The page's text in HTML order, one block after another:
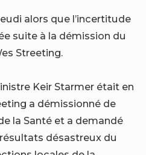
alors que l’incertitude
suite à la démission du
Streeting.
Keir Starmer était en
a démissionné de
la Santé et a demandé
désastreux du